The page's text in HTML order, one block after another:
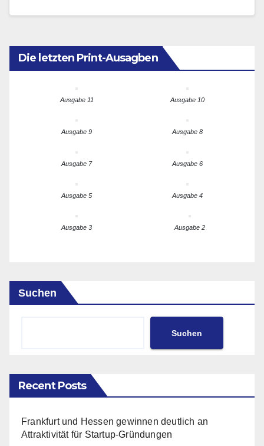
Die letzten Print-Ausagben
Ausgabe 11 Ausgabe 10
Ausgabe 9 Ausgabe 8
Ausgabe 7 Ausgabe 6
Ausgabe 5 Ausgabe 4
Ausgabe 3 Ausgabe 2
Suchen
Suchen
Recent Posts
Frankfurt und Hessen gewinnen deutlich an
Attraktivität für Startup-Gründungen